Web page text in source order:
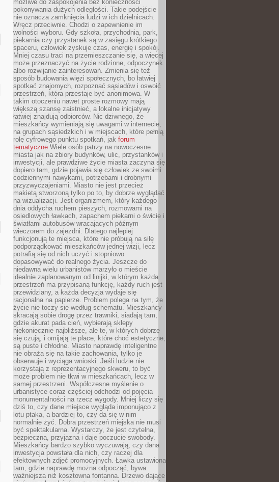
możliwe do zaspokojenia bez konieczności
pokonywania dużych odległości. Takie podejście
nie oznacza zamknięcia ludzi w ich dzielnicach.
Wręcz przeciwnie. Chodzi o zapewnienie im
wolności wyboru. Gdy szkoła, przychodnia, park,
piekarnia czy przystanek są w zasięgu krótkiego
spaceru, człowiek zyskuje czas, energię i spokój.
Mniej czasu traci na przemieszczanie się, a więcej
może przeznaczyć na życie rodzinne, odpoczynek
albo rozwijanie zainteresowań. Zmienia się też
sposób budowania więzi społecznych, bo łatwiej
spotkać znajomych, rozpoznać sąsiadów i oswoić
przestrzeń, która przestaje być anonimowa. W
takim otoczeniu nawet proste rozmowy mają
większą szansę zaistnieć, a lokalne inicjatywy
łatwiej znajdują odbiorców. Nic dziwnego, że
mieszkańcy wymieniają się uwagami w internecie,
na grupach sąsiedzkich i w miejscach, które pełnią
rolę cyfrowego punktu spotkań, jak forum
tematyczne Wiele osób patrzy na nowoczesne
miasta jak na zbiory budynków, ulic, przystanków i
inwestycji, ale prawdziwe życie miasta zaczyna się
dopiero tam, gdzie pojawia się człowiek ze swoimi
codziennymi nawykami, potrzebami i drobnymi
przyzwyczajeniami. Miasto nie jest przecież
makietą stworzoną tylko po to, by dobrze wyglądać
na wizualizacji. Jest organizmem, który każdego
dnia oddycha ruchem pieszych, rozmowami na
osiedlowych ławkach, zapachem piekarni o świcie i
światłami autobusów wracających późnym
wieczorem do zajezdni. Dlatego najlepiej
funkcjonują te miejsca, które nie próbują na siłę
podporządkować mieszkańców jednej wizji, lecz
potrafią się od nich uczyć i stopniowo
dopasowywać do realnego życia. Jeszcze do
niedawna wielu urbanistów marzyło o mieście
idealnie zaplanowanym od linijki, w którym każda
przestrzeń ma przypisaną funkcję, każdy ruch jest
przewidziany, a każda decyzja wydaje się
racjonalna na papierze. Problem polega na tym, że
życie nie toczy się według schematu. Mieszkańcy
skracają sobie drogę przez trawniki, siadają tam,
gdzie akurat pada cień, wybierają sklepy
niekoniecznie najbliższe, ale te, w których dobrze
się czują, i omijają te place, które choć estetyczne,
są puste i chłodne. Miasto naprawdę inteligentne
nie obraża się na takie zachowania, tylko je
obserwuje i wyciąga wnioski. Jeśli ludzie nie
korzystają z reprezentacyjnego skweru, to być
może problem nie tkwi w mieszkańcach, lecz w
samej przestrzeni. Współczesne myślenie o
urbanistyce coraz częściej odchodzi od pojęcia
monumentalności na rzecz wygody. Mniej liczy się
dziś to, czy dane miejsce wygląda imponująco z
lotu ptaka, a bardziej to, czy da się w nim
normalnie żyć. Dobra przestrzeń miejska nie musi
być spektakularna. Wystarczy, że jest czytelna,
bezpieczna, przyjazna i daje poczucie swobody.
Mieszkańcy bardzo szybko wyczuwają, czy dana
inwestycja powstała dla nich, czy raczej dla
efektownych zdjęć promocyjnych. Ławka ustawiona
tam, gdzie naprawdę można odpocząć, bywa
ważniejsza niż kosztowna fontanna. Drzewo dające